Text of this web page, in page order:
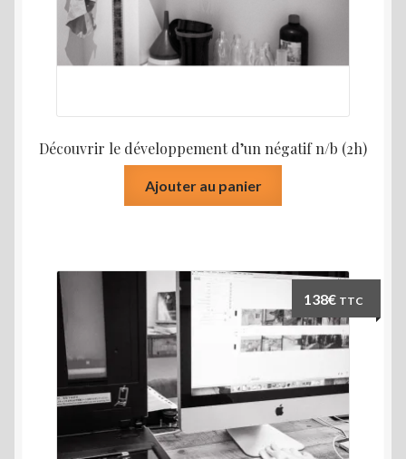
Découvrir le développement d’un négatif n/b (2h)
Ajouter au panier
138€ TTC